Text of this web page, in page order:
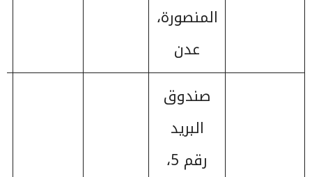
المنصورة،
عدن
صندوق
البريد
رقم 5،